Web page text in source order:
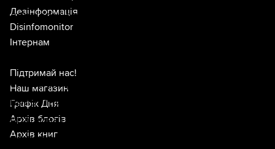
державні службовці — запобіжник від
самодурства політиків.
сильним і розвиненим. Зарплати порівняно з
приватним сектором малі, часто доводиться
працювати понаднормово, особливих пільг
не передбачено, до того ж щороку потрібно
Дезінформація
Disinfomonitor
Інтернам
Підтримай нас!
Наш магазин
Графік Дня
Архів блогів
Архів книг